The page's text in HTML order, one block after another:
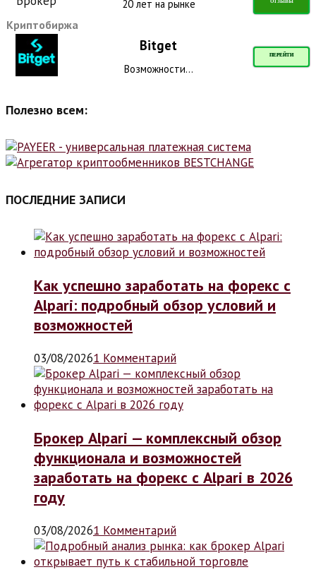
20 лет на рынке ОТЗЫВЫ
Криптобиржа
Bitget
ПЕРЕЙТИ
Возможности...
Полезно всем:
ПОСЛЕДНИЕ ЗАПИСИ
Как успешно заработать на форекс с
Alpari: подробный обзор условий и
возможностей
03/08/20261 Комментарий
Брокер Alpari — комплексный обзор
функционала и возможностей
заработать на форекс с Alpari в 2026
году
03/08/20261 Комментарий